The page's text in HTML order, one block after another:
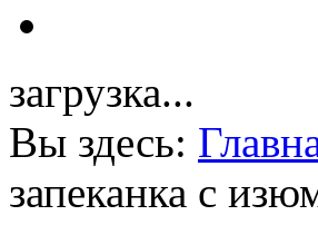
загрузка...
Вы здесь:
запеканка с